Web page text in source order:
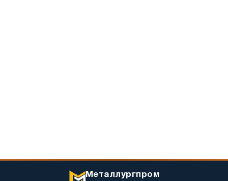
Металлургпром